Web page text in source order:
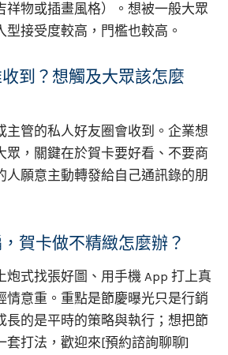
祥物或插畫風格）。想被一般大眾
接受度較高，門檻也較高。
到？想觸及大眾該怎麼
主管的私人好友圈會收到。企業想
眾，關鍵在於賀卡要好看、不要商
人願意主動轉發給自己通訊錄的朋
賀卡做不精緻怎麼辦？
炮式找張好圖、用手機 App 打上真
情意重。重點是節慶曝光只是行銷
長的是平時的策略與執行；想把節
套打法，歡迎來[預約諮詢聊聊]